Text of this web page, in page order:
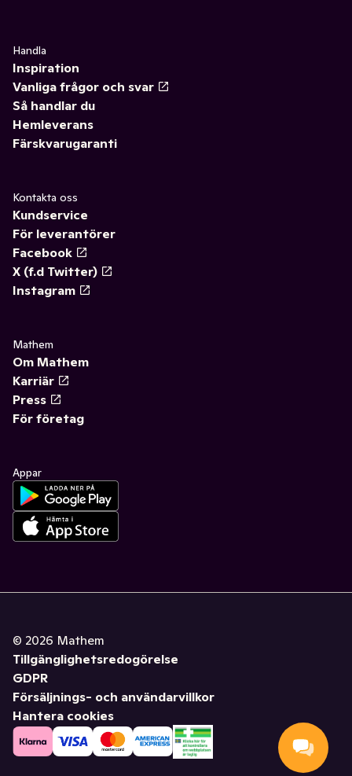
Handla
Inspiration
Vanliga frågor och svar
Så handlar du
Hemleverans
Färskvarugaranti
Kontakta oss
Kundservice
För leverantörer
Facebook
X (f.d Twitter)
Instagram
Mathem
Om Mathem
Karriär
Press
För företag
Appar
© 2026 Mathem
Tillgänglighetsredogörelse
GDPR
Försäljnings- och användarvillkor
Hantera cookies